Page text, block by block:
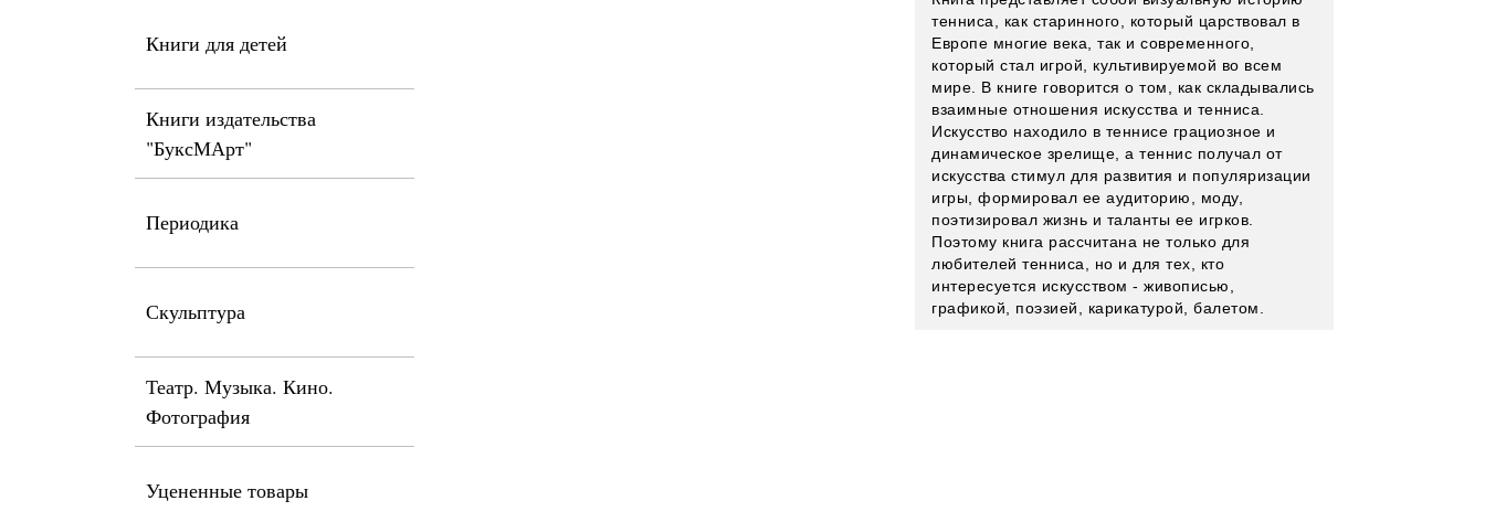
Книги для детей
Книги издательства
"БуксМАрт"
Периодика
Скульптура
Театр. Музыка. Кино.
Фотография
Уцененные товары
тенниса, как старинного, который царствовал в
Европе многие века, так и современного,
который стал игрой, культивируемой во всем
мире. В книге говорится о том, как складывались
взаимные отношения искусства и тенниса.
Искусство находило в теннисе грациозное и
динамическое зрелище, а теннис получал от
искусства стимул для развития и популяризации
игры, формировал ее аудиторию, моду,
поэтизировал жизнь и таланты ее игрков.
Поэтому книга рассчитана не только для
любителей тенниса, но и для тех, кто
интересуется искусством - живописью,
графикой, поэзией, карикатурой, балетом.